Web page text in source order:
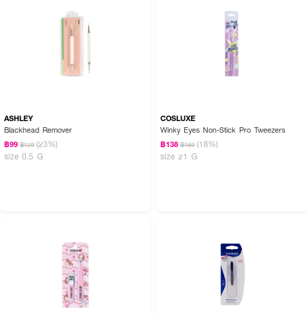
ASHLEY
Blackhead Remover
฿99 ฿129 (23%)
size 0.5 G
COSLUXE
Winky Eyes Non-Stick Pro Tweezers
฿138 ฿169 (18%)
size 21 G